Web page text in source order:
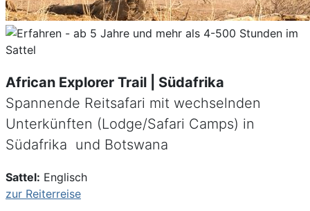
African Explorer Trail | Südafrika
Spannende Reitsafari mit wechselnden
Unterkünften (Lodge/Safari Camps) in
Südafrika und Botswana
Sattel: Englisch
zur Reiterreise